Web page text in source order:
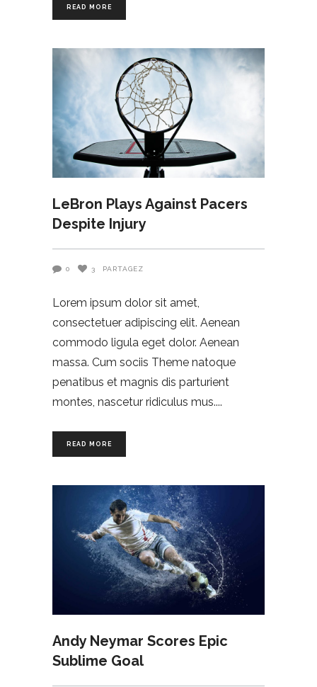
READ MORE
LeBron Plays Against Pacers
Despite Injury
0 3 PARTAGEZ
Lorem ipsum dolor sit amet,
consectetuer adipiscing elit. Aenean
commodo ligula eget dolor. Aenean
massa. Cum sociis Theme natoque
penatibus et magnis dis parturient
montes, nascetur ridiculus mus.
READ MORE
Andy Neymar Scores Epic
Sublime Goal